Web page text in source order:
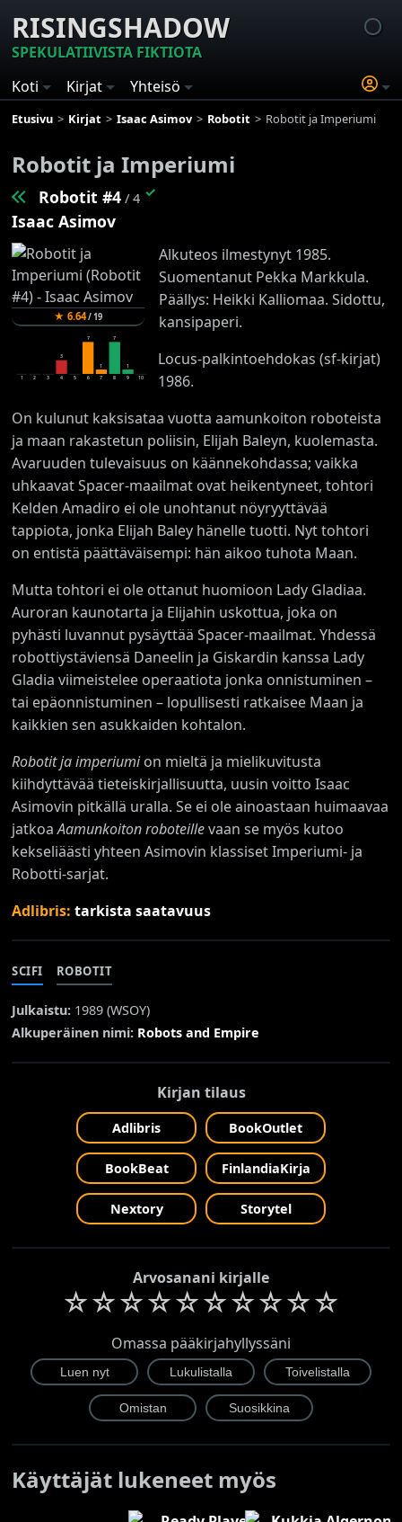
RISINGSHADOW
SPEKULATIIVISTA FIKTIOTA
Koti
Kirjat Yhteisö
Etusivu Kirjat Isaac Asimov Robotit Robotit ja Imperiumi
Robotit ja Imperiumi
Robotit #4 / 4 ✓
Isaac Asimov
★6.64/19
1 2 3
3
4 5
7
6
1
7
7
8
1
9
10
Alkuteos ilmestynyt 1985.
Suomentanut Pekka Markkula.
Päällys: Heikki Kalliomaa. Sidottu,
kansipaperi.
Locus-palkintoehdokas (sf-kirjat)
1986.
On kulunut kaksisataa vuotta aamunkoiton roboteista
ja maan rakastetun poliisin, Elijah Baleyn, kuolemasta.
Avaruuden tulevaisuus on käännekohdassa; vaikka
uhkaavat Spacer-maailmat ovat heikentyneet, tohtori
Kelden Amadiro ei ole unohtanut nöyryyttävää
tappiota, jonka Elijah Baley hänelle tuotti. Nyt tohtori
on entistä päättäväisempi: hän aikoo tuhota Maan.
Mutta tohtori ei ole ottanut huomioon Lady Gladiaa.
Auroran kaunotarta ja Elijahin uskottua, joka on
pyhästi luvannut pysäyttää Spacer-maailmat. Yhdessä
robottiystäviensä Daneelin ja Giskardin kanssa Lady
Gladia viimeistelee operaatiota jonka onnistuminen –
tai epäonnistuminen – lopullisesti ratkaisee Maan ja
kaikkien sen asukkaiden kohtalon.
Robotit ja imperiumion mieltä ja mielikuvitusta
kiihdyttävää tieteiskirjallisuutta, uusin voitto Isaac
Asimovin pitkällä uralla. Se ei ole ainoastaan huimaavaa
jatkoaAamunkoiton roboteillevaan se myös kutoo
kekseliäästi yhteen Asimovin klassiset Imperiumi- ja
Robotti-sarjat.
Adlibris:tarkista saatavuus
SCIFI ROBOTIT
Julkaistu: 1989 (WSOY)
Alkuperäinen nimi: Robots and Empire
Kirjan tilaus
Adlibris BookOutlet
BookBeat FinlandiaKirja
Nextory Storytel
Arvosanani kirjalle
☆☆☆☆☆☆☆☆☆☆
Omassa pääkirjahyllyssäni
Käyttäjät lukeneet myös